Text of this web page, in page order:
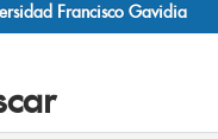
Francisco Gavidia